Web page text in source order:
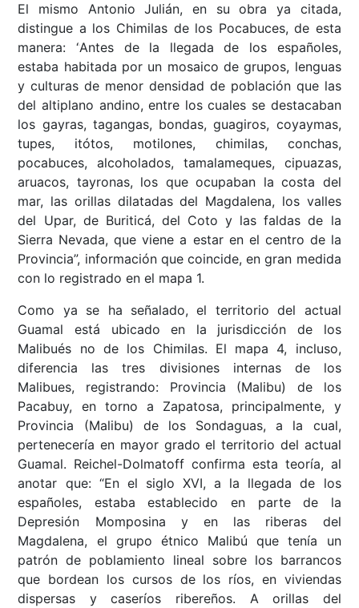
El mismo Antonio Julián, en su obra ya citada,
distingue a los Chimilas de los Pocabuces, de esta
manera: “Antes de la llegada de los españoles,
estaba habitada por un mosaico de grupos, lenguas
y culturas de menor densidad de población que las
del altiplano andino, entre los cuales se destacaban
los gayras, tagangas, bondas, guagiros, coyaymas,
tupes, itótos, motilones, chimilas, conchas,
pocabuces, alcoholados, tamalameques, cipuazas,
aruacos, tayronas, los que ocupaban la costa del
mar, las orillas dilatadas del Magdalena, los valles
del Upar, de Buriticá, del Coto y las faldas de la
Sierra Nevada, que viene a estar en el centro de la
Provincia”, información que coincide, en gran medida
con lo registrado en el mapa 1.
Como ya se ha señalado, el territorio del actual
Guamal está ubicado en la jurisdicción de los
Malibués no de los Chimilas. El mapa 4, incluso,
diferencia las tres divisiones internas de los
Malibues, registrando: Provincia (Malibu) de los
Pacabuy, en torno a Zapatosa, principalmente, y
Provincia (Malibu) de los Sondaguas, a la cual,
pertenecería en mayor grado el territorio del actual
Guamal. Reichel-Dolmatoff confirma esta teoría, al
anotar que: “En el siglo XVI, a la llegada de los
españoles, estaba establecido en parte de la
Depresión Momposina y en las riberas del
Magdalena, el grupo étnico Malibú que tenía un
patrón de poblamiento lineal sobre los barrancos
que bordean los cursos de los ríos, en viviendas
dispersas y caseríos ribereños. A orillas del